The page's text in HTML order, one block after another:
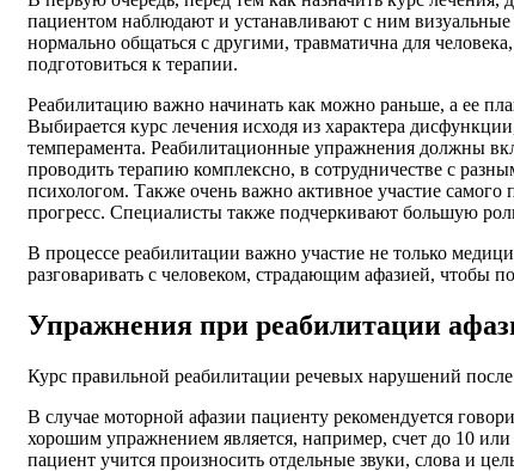
пациентом наблюдают и устанавливают с ним
нормально общаться с другими, травматична для
подготовиться к терапии.
Реабилитацию важно начинать как можно раньше, а ее
Выбирается курс лечения исходя из характера
темперамента. Реабилитационные упражнения должны
проводить терапию комплексно, в сотрудничестве с
психологом. Также очень важно активное участие
прогресс. Специалисты также подчеркивают большую
В процессе реабилитации важно участие не только
разговаривать с человеком, страдающим афазией, чтобы
Упражнения при реабилитации
Курс правильной реабилитации речевых нарушений
В случае моторной афазии пациенту рекомендуется
хорошим упражнением является, например, счет до 10
пациент учится произносить отдельные звуки, слова и